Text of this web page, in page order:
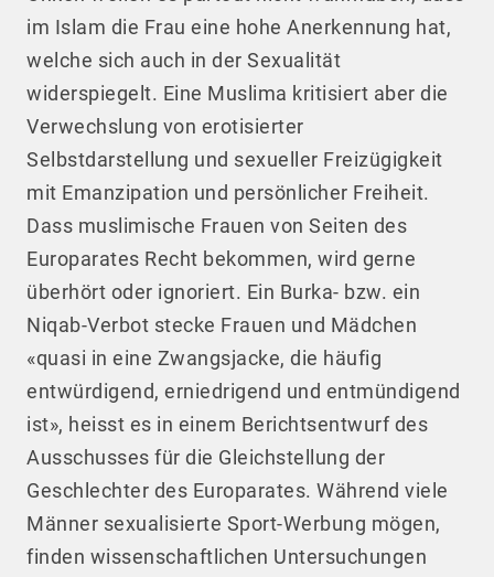
im Islam die Frau eine hohe Anerkennung hat,
welche sich auch in der Sexualität
widerspiegelt. Eine Muslima kritisiert aber die
Verwechslung von erotisierter
Selbstdarstellung und sexueller Freizügigkeit
mit Emanzipation und persönlicher Freiheit.
Dass muslimische Frauen von Seiten des
Europarates Recht bekommen, wird gerne
überhört oder ignoriert. Ein Burka- bzw. ein
Niqab-Verbot stecke Frauen und Mädchen
«quasi in eine Zwangsjacke, die häufig
entwürdigend, erniedrigend und entmündigend
ist», heisst es in einem Berichtsentwurf des
Ausschusses für die Gleichstellung der
Geschlechter des Europarates. Während viele
Männer sexualisierte Sport-Werbung mögen,
finden wissenschaftlichen Untersuchungen